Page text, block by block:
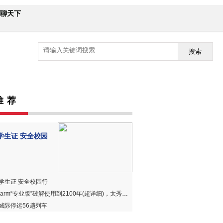
聊天下
搜索
荐
生证 安全校园
生证 安全校园行
专业版”破解使用到2100年(超详细)，太秀、太赞、太好用！
际停运56趟列车